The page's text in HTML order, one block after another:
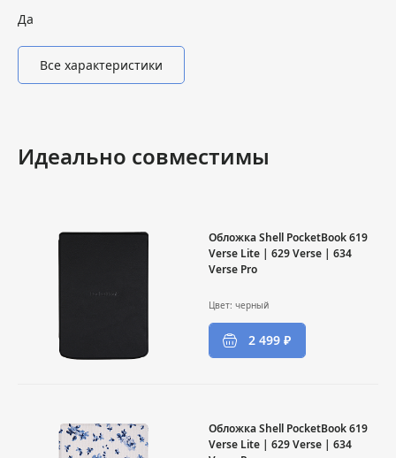
Да
Все характеристики
Идеально совместимы
Обложка Shell PocketBook 619
Verse Lite | 629 Verse | 634
Verse Pro
Цвет: черный
2 499 ₽
Обложка Shell PocketBook 619
Verse Lite | 629 Verse | 634